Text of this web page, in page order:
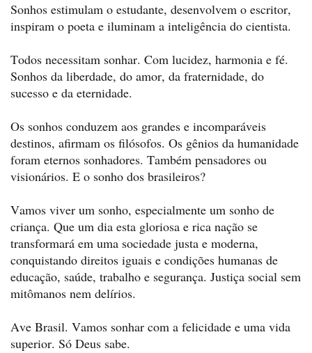
Sonhos estimulam o estudante, desenvolvem o escritor,
inspiram o poeta e iluminam a inteligência do cientista.
Todos necessitam sonhar. Com lucidez, harmonia e fé.
Sonhos da liberdade, do amor, da fraternidade, do
sucesso e da eternidade.
Os sonhos conduzem aos grandes e incomparáveis
destinos, afirmam os filósofos. Os gênios da humanidade
foram eternos sonhadores. Também pensadores ou
visionários. E o sonho dos brasileiros?
Vamos viver um sonho, especialmente um sonho de
criança. Que um dia esta gloriosa e rica nação se
transformará em uma sociedade justa e moderna,
conquistando direitos iguais e condições humanas de
educação, saúde, trabalho e segurança. Justiça social sem
mitômanos nem delírios.
Ave Brasil. Vamos sonhar com a felicidade e uma vida
superior. Só Deus sabe.